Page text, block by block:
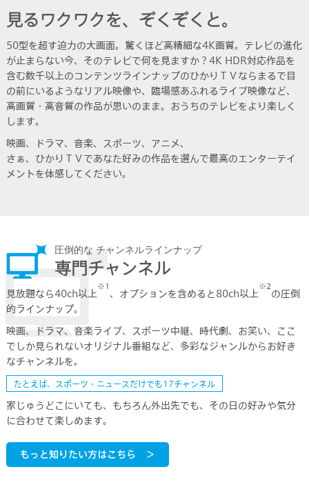
見るワクワクを、ぞくぞくと。
50型を超す迫力の大画面。驚くほど高精細な4K画質。テレビの進化
が止まらない今、そのテレビで何を見ますか？4K HDR対応作品を
含む数千以上のコンテンツラインナップのひかりＴＶならまるで目
の前にいるようなリアル映像や、臨場感あふれるライブ映像など、
高画質・高音質の作品が思いのまま。おうちのテレビをより楽しく
します。
映画、ドラマ、音楽、スポーツ、アニメ、
さぁ、ひかりＴＶであなた好みの作品を選んで最高のエンターテイ
メントを体感してください。
圧倒的な チャンネルラインナップ
専門チャンネル
見放題なら40ch以上
※1
、オプションを含めると80ch以上
※2
の圧倒
的ラインナップ。
映画、ドラマ、音楽ライブ、スポーツ中継、時代劇、お笑い、ここ
でしか見られないオリジナル番組など、 多彩なジャンルからお好き
なチャンネルを。
たとえば、スポーツ・ニュースだけでも17チャンネル
家じゅうどこにいても、もちろん外出先でも、 その日の好みや気分
に合わせて楽しめます。
もっと知りたい方はこちら ＞